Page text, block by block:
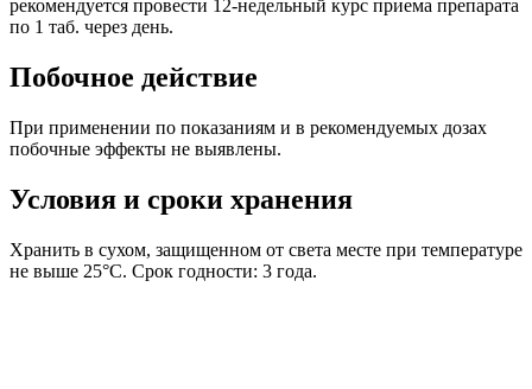
рекомендуется провести 12-недельный курс приема препарата
по 1 таб. через день.
Побочное действие
При применении по показаниям и в рекомендуемых дозах
побочные эффекты не выявлены.
Условия и сроки хранения
Хранить в сухом, защищенном от света месте при температуре
не выше 25°C. Срок годности: 3 года.